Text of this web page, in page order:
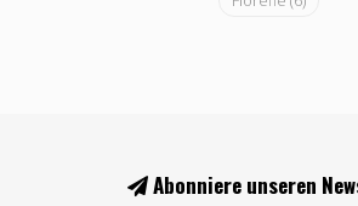
Abonniere unseren